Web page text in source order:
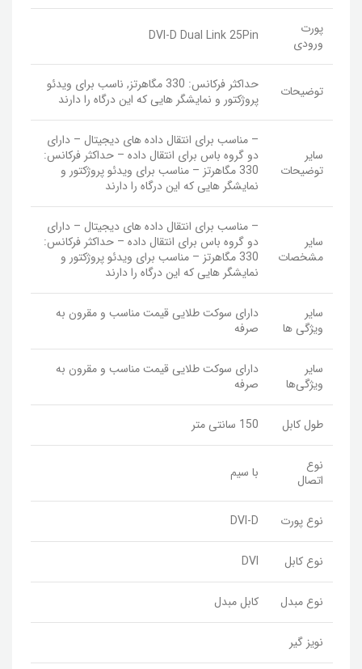
پورت
ورودی
DVI-D Dual Link 25Pin
توضیحات
حداکثر فرکانس: 330 مگاهرتز, ناسب برای ویدئو
پروژکتور و نمایشگر هایی که این درگاه را دارند
سایر
توضیحات
– مناسب برای انتقال داده های دیجیتال – دارای
دو گروه باس برای انتقال داده – حداکثر فرکانس:
330 مگاهرتز – مناسب برای ویدئو پروژکتور و
نمایشگر هایی که این درگاه را دارند
سایر
مشخصات
– مناسب برای انتقال داده های دیجیتال – دارای
دو گروه باس برای انتقال داده – حداکثر فرکانس:
330 مگاهرتز – مناسب برای ویدئو پروژکتور و
نمایشگر هایی که این درگاه را دارند
سایر
ویژگی ها
دارای سوکت طلایی قیمت مناسب و مقرون به
صرفه
سایر
ویژگی‌ها
دارای سوکت طلایی قیمت مناسب و مقرون به
صرفه
طول کابل 150 سانتی متر
نوع
اتصال
با سیم
نوع پورت DVI-D
نوع کابل DVI
نوع مبدل کابل مبدل
نویز گیر